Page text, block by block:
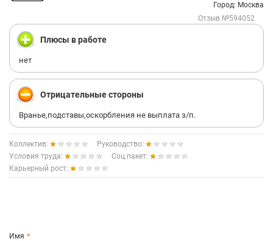
Город: Москва
Отзыв №594052
Плюсы в работе
нет
Отрицательные стороны
Вранье,подставы,оскорбления не выплата з/п.
Коллектив:
Руководство:
Условия труда:
Соц.пакет:
Карьерный рост:
Имя